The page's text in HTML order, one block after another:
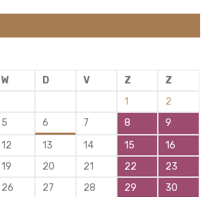
W D V Z
Z
1
2
5 6 7 8
9
12 13 14 15
16
19 20 21 22
23
26 27 28 29
30